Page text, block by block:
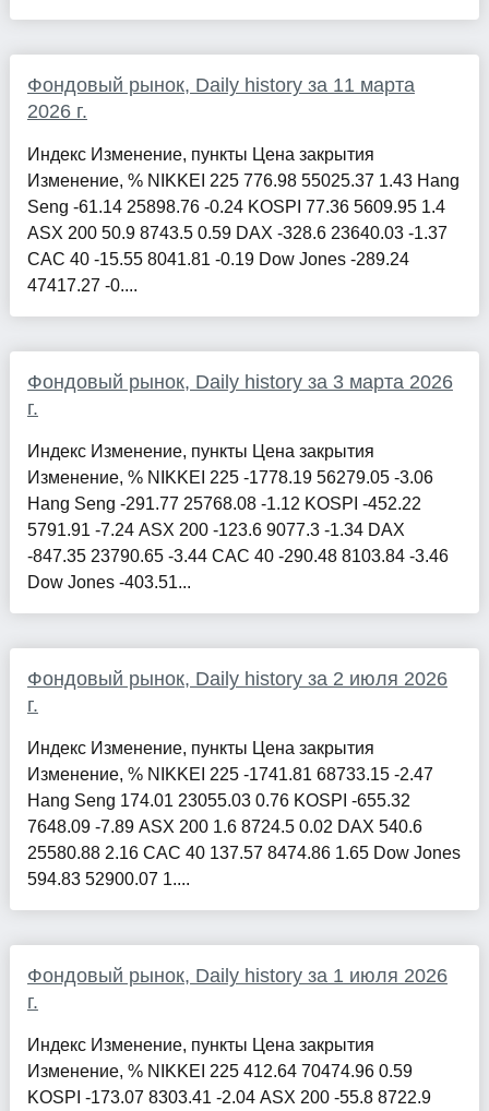
Фондовый рынок, Daily history за 11 марта
2026 г.
Индекс Изменение, пункты Цена закрытия
Изменение, % NIKKEI 225 776.98 55025.37 1.43 Hang
Seng -61.14 25898.76 -0.24 KOSPI 77.36 5609.95 1.4
ASX 200 50.9 8743.5 0.59 DAX -328.6 23640.03 -1.37
CAC 40 -15.55 8041.81 -0.19 Dow Jones -289.24
47417.27 -0....
Фондовый рынок, Daily history за 3 марта 2026
г.
Индекс Изменение, пункты Цена закрытия
Изменение, % NIKKEI 225 -1778.19 56279.05 -3.06
Hang Seng -291.77 25768.08 -1.12 KOSPI -452.22
5791.91 -7.24 ASX 200 -123.6 9077.3 -1.34 DAX
-847.35 23790.65 -3.44 CAC 40 -290.48 8103.84 -3.46
Dow Jones -403.51...
Фондовый рынок, Daily history за 2 июля 2026
г.
Индекс Изменение, пункты Цена закрытия
Изменение, % NIKKEI 225 -1741.81 68733.15 -2.47
Hang Seng 174.01 23055.03 0.76 KOSPI -655.32
7648.09 -7.89 ASX 200 1.6 8724.5 0.02 DAX 540.6
25580.88 2.16 CAC 40 137.57 8474.86 1.65 Dow Jones
594.83 52900.07 1....
Фондовый рынок, Daily history за 1 июля 2026
г.
Индекс Изменение, пункты Цена закрытия
Изменение, % NIKKEI 225 412.64 70474.96 0.59
KOSPI -173.07 8303.41 -2.04 ASX 200 -55.8 8722.9